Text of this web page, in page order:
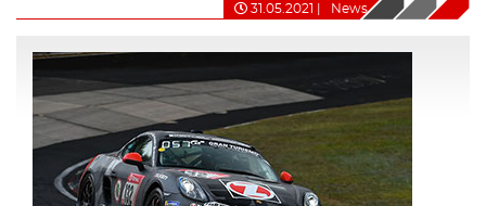
31.05.2021 News